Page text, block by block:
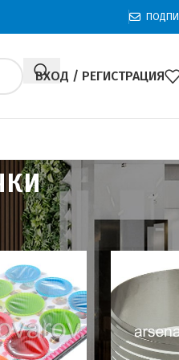
ВХОД / РЕГИСТРАЦИЯ
60